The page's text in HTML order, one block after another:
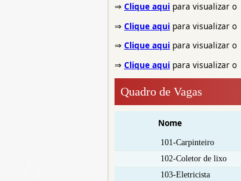
⇒ Clique aqui para visualizar o
⇒ Clique aqui para visualizar o
⇒ Clique aqui para visualizar o
⇒ Clique aqui para visualizar o
Quadro de Vagas
Nome
101-Carpinteiro
102-Coletor de lixo
103-Eletricista